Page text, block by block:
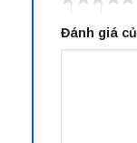
Đánh giá